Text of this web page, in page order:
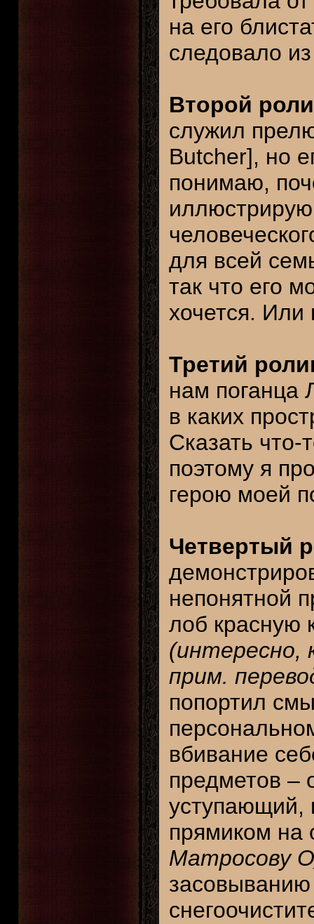
на его
следовало
Второй
служил
Butcher], но
понимаю,
для всей
так что его
хочется. Или
Третий
нам поганца
в каких
Сказать что-
поэтому я
герою моей
Четвертый
непонятной
лоб красную
(интересно,
прим.
попортил
вбивание
предметов –
уступающий,
прямиком
Матросову